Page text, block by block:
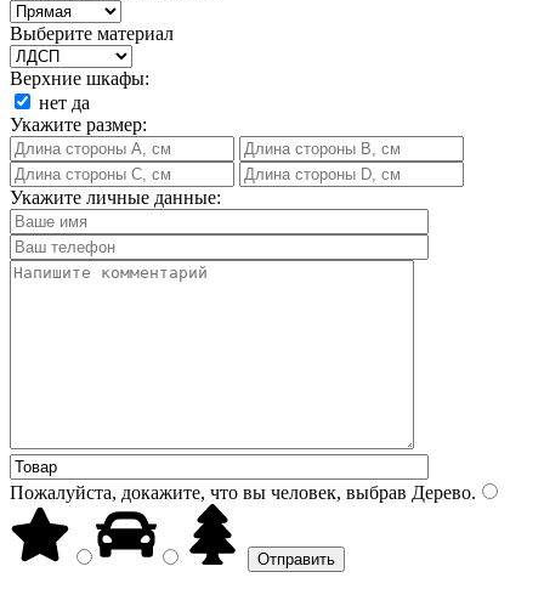
Выберите материал
Верхние шкафы:
нет да
Укажите размер:
Укажите личные данные:
Пожалуйста, докажите, что вы человек, выбрав Дерево.